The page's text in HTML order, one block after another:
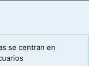
se centran en